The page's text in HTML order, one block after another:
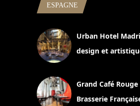
ESPAGNE
Urban Hotel
design et
Grand Café
Brasserie